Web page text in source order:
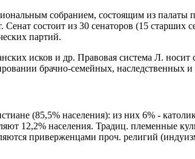
собранием, состоящим из палаты
состоит из 30 сенаторов (15 старших
партий.
исков и др. Правовая система Л.
брачно-семейных,
(85,5% населения): из них 6% -
12,2% населения. Традиц. племенные
приверженцами проч. религий